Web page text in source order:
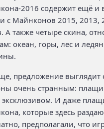
2016 содержит ещё и
с Майнконов 2015, 2013,
А также четыре скина,
океан, горы, лес и
предложение выглядит
очень странным:
И даже
которые здесь
предполагали, что